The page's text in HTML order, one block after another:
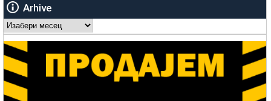
Arhive
Arhive